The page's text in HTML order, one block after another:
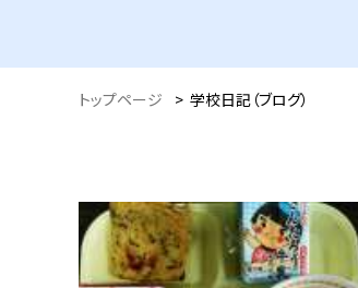
トップページ > 学校日記（ブログ）